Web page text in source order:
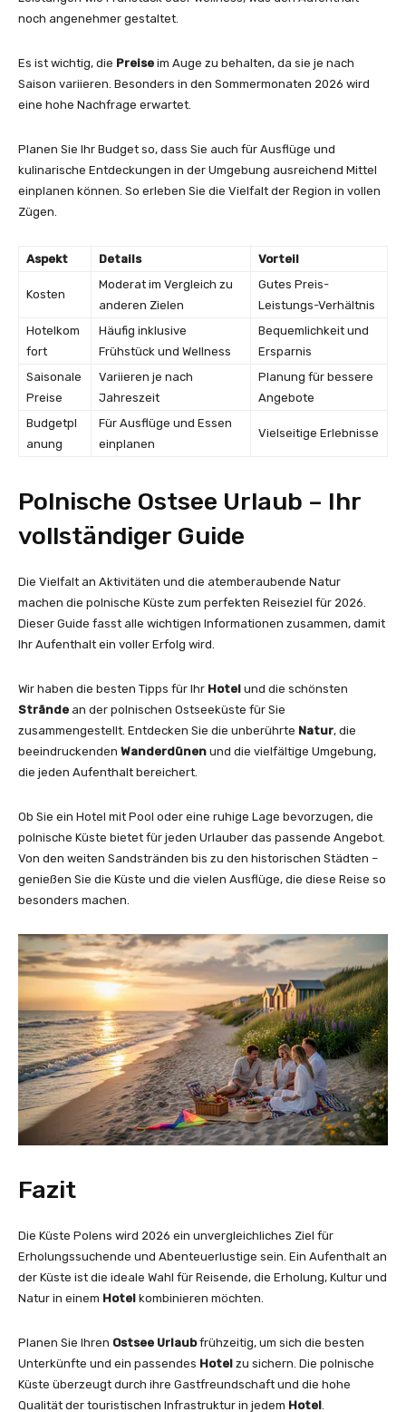
noch angenehmer gestaltet.
Es ist wichtig, die Preise im Auge zu behalten, da sie je nach
Saison variieren. Besonders in den Sommermonaten 2026 wird
eine hohe Nachfrage erwartet.
Planen Sie Ihr Budget so, dass Sie auch für Ausflüge und
kulinarische Entdeckungen in der Umgebung ausreichend Mittel
einplanen können. So erleben Sie die Vielfalt der Region in vollen
Zügen.
Aspekt Details Vorteil
Kosten
Moderat im Vergleich zu
anderen Zielen
Gutes Preis-
Leistungs-Verhältnis
Hotelkom
fort
Häufig inklusive
Frühstück und Wellness
Bequemlichkeit und
Ersparnis
Saisonale
Preise
Variieren je nach
Jahreszeit
Planung für bessere
Angebote
Budgetpl
anung
Für Ausflüge und Essen
einplanen
Vielseitige Erlebnisse
Polnische Ostsee Urlaub – Ihr
vollständiger Guide
Die Vielfalt an Aktivitäten und die atemberaubende Natur
machen die polnische Küste zum perfekten Reiseziel für 2026.
Dieser Guide fasst alle wichtigen Informationen zusammen, damit
Ihr Aufenthalt ein voller Erfolg wird.
Wir haben die besten Tipps für Ihr Hotel und die schönsten
Strände an der polnischen Ostseeküste für Sie
zusammengestellt. Entdecken Sie die unberührte Natur, die
beeindruckenden Wanderdünen und die vielfältige Umgebung,
die jeden Aufenthalt bereichert.
Ob Sie ein Hotel mit Pool oder eine ruhige Lage bevorzugen, die
polnische Küste bietet für jeden Urlauber das passende Angebot.
Von den weiten Sandstränden bis zu den historischen Städten –
genießen Sie die Küste und die vielen Ausflüge, die diese Reise so
besonders machen.
Fazit
Die Küste Polens wird 2026 ein unvergleichliches Ziel für
Erholungssuchende und Abenteuerlustige sein. Ein Aufenthalt an
der Küste ist die ideale Wahl für Reisende, die Erholung, Kultur und
Natur in einem Hotel kombinieren möchten.
Planen Sie Ihren Ostsee Urlaubfrühzeitig, um sich die besten
Unterkünfte und ein passendes Hotel zu sichern. Die polnische
Küste überzeugt durch ihre Gastfreundschaft und die hohe
Qualität der touristischen Infrastruktur in jedem Hotel